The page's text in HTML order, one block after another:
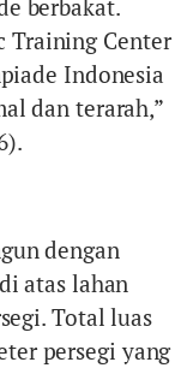
berbakat.
Training Center
Indonesia
dan terarah,”
dengan
atas lahan
Total luas
persegi yang